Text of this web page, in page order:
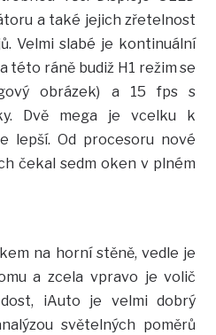
a také jejich zřetelnost
Velmi slabé je kontinuální
této ráně budiž H1 režim se
obrázek) a 15 fps s
Dvě mega je vcelku k
lepší. Od procesoru nové
čekal sedm oken v plném
na horní stěně, vedle je
a zcela vpravo je volič
iAuto je velmi dobrý
světelných poměrů